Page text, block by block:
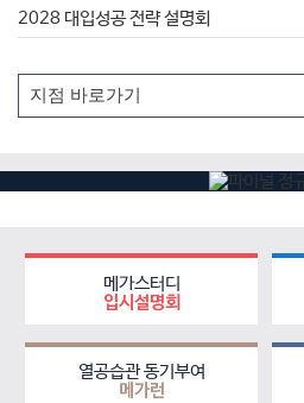
2028 대입성공 전략 설명회
메가스터디
입시설명회
열공습관 동기부여
메가런